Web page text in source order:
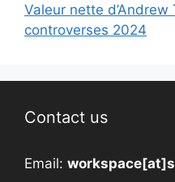
Valeur nette
controverses 2024
Contact us
Email: